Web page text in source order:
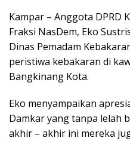
at
s
A
p
p
e
b
o
o
k
e
gr
a
m
ai
l
Kampar – Anggota DPRD
Fraksi NasDem, Eko
Dinas Pemadam
peristiwa kebakaran di
Bangkinang Kota.
Eko menyampaikan
Damkar yang tanpa lelah
akhir – akhir ini mereka